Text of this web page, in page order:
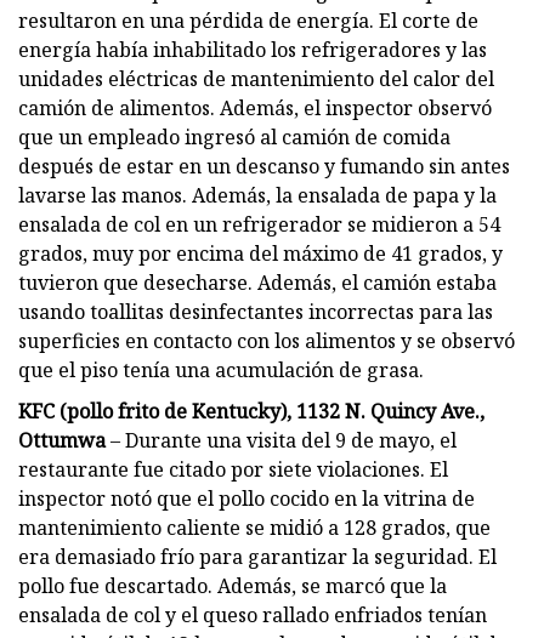
resultaron en una pérdida de energía. El corte de
energía había inhabilitado los refrigeradores y las
unidades eléctricas de mantenimiento del calor del
camión de alimentos. Además, el inspector observó
que un empleado ingresó al camión de comida
después de estar en un descanso y fumando sin antes
lavarse las manos. Además, la ensalada de papa y la
ensalada de col en un refrigerador se midieron a 54
grados, muy por encima del máximo de 41 grados, y
tuvieron que desecharse. Además, el camión estaba
usando toallitas desinfectantes incorrectas para las
superficies en contacto con los alimentos y se observó
que el piso tenía una acumulación de grasa.
KFC (pollo frito de Kentucky), 1132 N. Quincy Ave.,
Ottumwa– Durante una visita del 9 de mayo, el
restaurante fue citado por siete violaciones. El
inspector notó que el pollo cocido en la vitrina de
mantenimiento caliente se midió a 128 grados, que
era demasiado frío para garantizar la seguridad. El
pollo fue descartado. Además, se marcó que la
ensalada de col y el queso rallado enfriados tenían